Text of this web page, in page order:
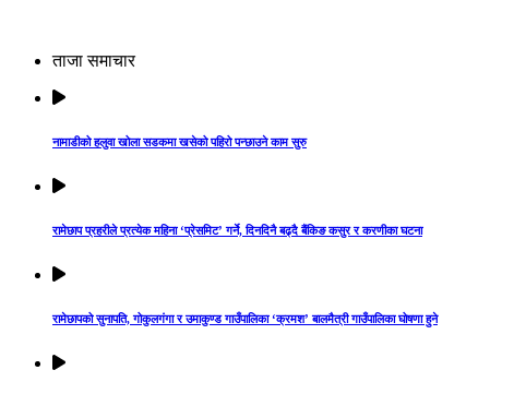
ताजा समाचार
नामाडीको हलुवा खोला सडकमा खसेको पहिरो पन्छाउने काम सुरु
रामेछाप प्रहरीले प्रत्येक महिना ‘प्रेसमिट’ गर्ने, दिनदिनै बढ्दै बैंकिङ कसुर र करणीका घटना
रामेछापको सुनापति, गोकुलगंगा र उमाकुण्ड गाउँपालिका ‘क्रमश’ बालमैत्री गाउँपालिका घोषणा हुने